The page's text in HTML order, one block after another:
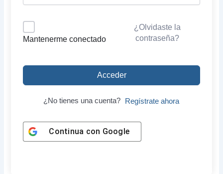
Mantenerme conectado
¿Olvidaste la
contraseña?
Acceder
¿No tienes una cuenta? Regístrate ahora
Continua con Google